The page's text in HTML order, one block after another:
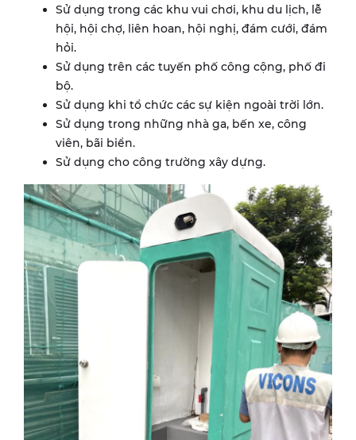
Sử dụng trong các khu vui chơi, khu du lịch, lễ
hội, hội chợ, liên hoan, hội nghị, đám cưới, đám
hỏi.
Sử dụng trên các tuyến phố công cộng, phố đi
bộ.
Sử dụng khi tổ chức các sự kiện ngoài trời lớn.
Sử dụng trong những nhà ga, bến xe, công
viên, bãi biển.
Sử dụng cho công trường xây dựng.